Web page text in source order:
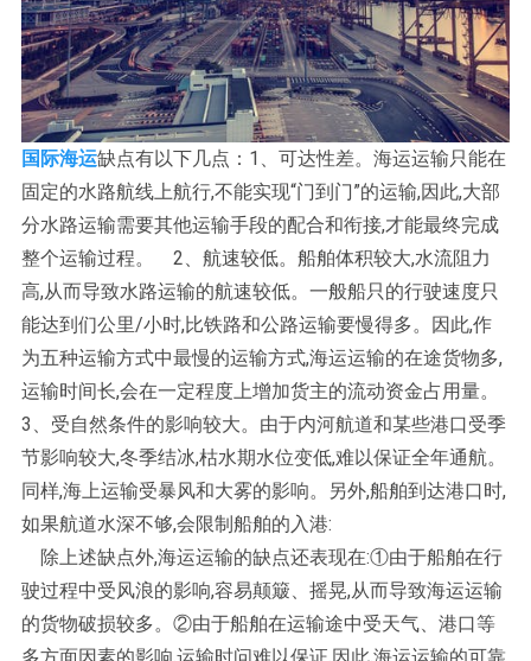
国际海运缺点有以下几点：1、可达性差。海运运输只能在
固定的水路航线上航行,不能实现“门到门”的运输,因此,大部
分水路运输需要其他运输手段的配合和衔接,才能最终完成
整个运输过程。 2、航速较低。船舶体积较大,水流阻力
高,从而导致水路运输的航速较低。一般船只的行驶速度只
能达到们公里/小时,比铁路和公路运输要慢得多。因此,作
为五种运输方式中最慢的运输方式,海运运输的在途货物多,
运输时间长,会在一定程度上增加货主的流动资金占用量。
3、受自然条件的影响较大。由于内河航道和某些港口受季
节影响较大,冬季结冰,枯水期水位变低,难以保证全年通航。
同样,海上运输受暴风和大雾的影响。另外,船舶到达港口时,
如果航道水深不够,会限制船舶的入港:
除上述缺点外,海运运输的缺点还表现在:①由于船舶在行
驶过程中受风浪的影响,容易颠簸、摇晃,从而导致海运运输
的货物破损较多。②由于船舶在运输途中受天气、港口等